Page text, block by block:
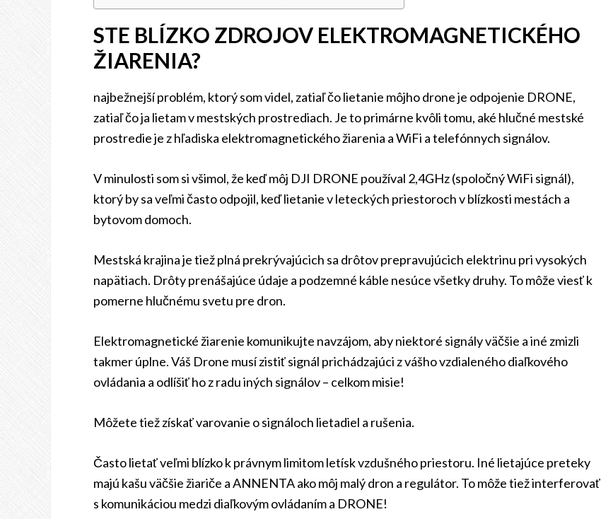
STE BLÍZKO ZDROJOV ELEKTROMAGNETICKÉHO
ŽIARENIA?
najbežnejší problém, ktorý som videl, zatiaľ čo lietanie môjho drone je odpojenie DRONE,
zatiaľ čo ja lietam v mestských prostrediach. Je to primárne kvôli tomu, aké hlučné mestské
prostredie je z hľadiska elektromagnetického žiarenia a WiFi a telefónnych signálov.
V minulosti som si všimol, že keď môj DJI DRONE používal 2,4GHz (spoločný WiFi signál),
ktorý by sa veľmi často odpojil, keď lietanie v leteckých priestoroch v blízkosti mestách a
bytovom domoch.
Mestská krajina je tiež plná prekrývajúcich sa drôtov prepravujúcich elektrinu pri vysokých
napätiach. Drôty prenášajúce údaje a podzemné káble nesúce všetky druhy. To môže viesť k
pomerne hlučnému svetu pre dron.
Elektromagnetické žiarenie komunikujte navzájom, aby niektoré signály väčšie a iné zmizli
takmer úplne. Váš Drone musí zistiť signál prichádzajúci z vášho vzdialeného diaľkového
ovládania a odlíšiť ho z radu iných signálov – celkom misie!
Môžete tiež získať varovanie o signáloch lietadiel a rušenia.
Často lietať veľmi blízko k právnym limitom letísk vzdušného priestoru. Iné lietajúce preteky
majú kašu väčšie žiariče a ANNENTA ako môj malý dron a regulátor. To môže tiež interferovať
s komunikáciou medzi diaľkovým ovládaním a DRONE!